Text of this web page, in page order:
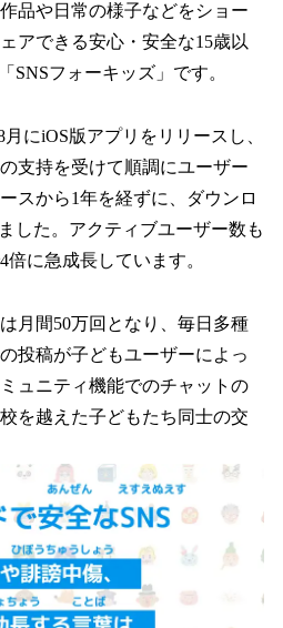
品や日常の様子などをショー
アできる安心・安全な15歳以
SNSフォーキッズ」です。
にiOS版アプリをリリースし、
支持を受けて順調にユーザー
スから1年を経ずに、ダウンロ
した。アクティブユーザー数も
に急成長しています。
月間50万回となり、毎日多種
投稿が子どもユーザーによっ
ュニティ機能でのチャットの
を越えた子どもたち同士の交